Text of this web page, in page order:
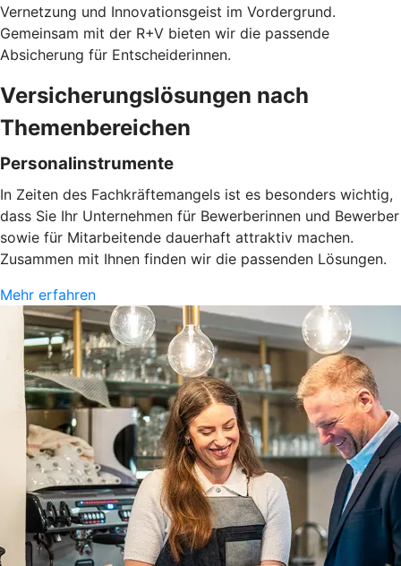
Vernetzung und Innovationsgeist im Vordergrund.
Gemeinsam mit der R+V bieten wir die passende
Absicherung für Entscheiderinnen.
Versicherungslösungen nach
Themenbereichen
Personalinstrumente
In Zeiten des Fachkräftemangels ist es besonders wichtig,
dass Sie Ihr Unternehmen für Bewerberinnen und Bewerber
sowie für Mitarbeitende dauerhaft attraktiv machen.
Zusammen mit Ihnen finden wir die passenden Lösungen.
Mehr erfahren